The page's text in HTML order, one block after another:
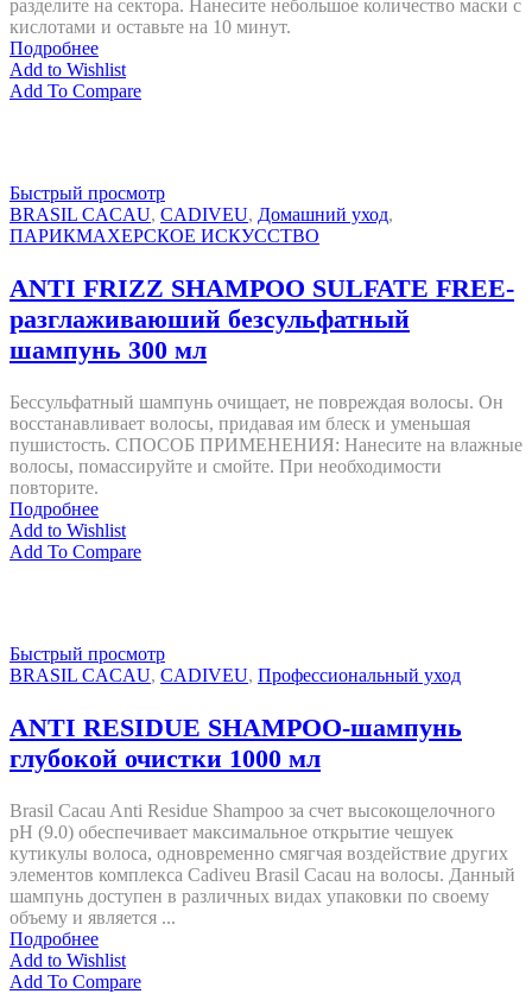
разделите на сектора. Нанесите небольшое количество маски с
кислотами и оставьте на 10 минут.
Подробнее
Add to Wishlist
Add To Compare
Быстрый просмотр
BRASIL CACAU, CADIVEU, Домашний уход,
ПАРИКМАХЕРСКОЕ ИСКУССТВО
ANTI FRIZZ SHAMPOO SULFATE FREE-
разглаживаюший безсульфатный
шампунь 300 мл
Бессульфатный шампунь очищает, не повреждая волосы. Он
восстанавливает волосы, придавая им блеск и уменьшая
пушистость. СПОСОБ ПРИМЕНЕНИЯ: Нанесите на влажные
волосы, помассируйте и смойте. При необходимости
повторите.
Подробнее
Add to Wishlist
Add To Compare
Быстрый просмотр
BRASIL CACAU, CADIVEU, Профессиональный уход
ANTI RESIDUE SHAMPOO-шампунь
глубокой очистки 1000 мл
Brasil Cacau Anti Residue Shampoo за счет высокощелочного
рН (9.0) обеспечивает максимальное открытие чешуек
кутикулы волоса, одновременно смягчая воздействие других
элементов комплекса Cadiveu Brasil Cacau на волосы. Данный
шампунь доступен в различных видах упаковки по своему
объему и является ...
Подробнее
Add to Wishlist
Add To Compare